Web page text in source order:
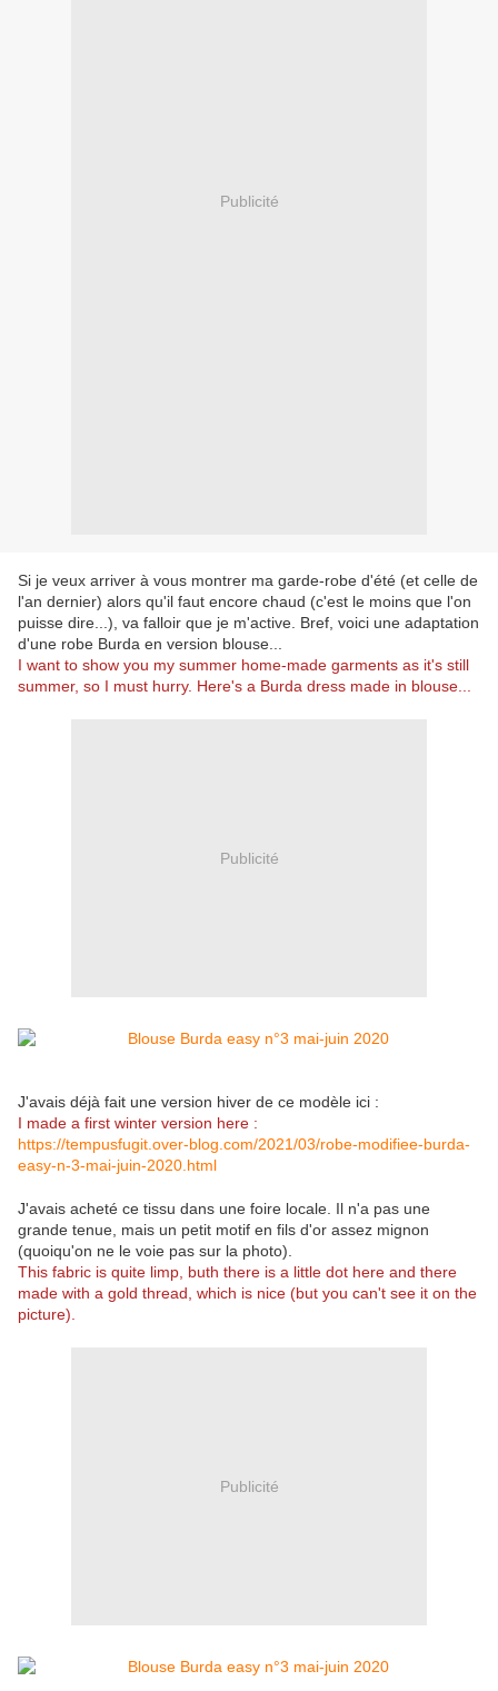
Publicité
Si je veux arriver à vous montrer ma garde-robe d'été (et celle de
l'an dernier) alors qu'il faut encore chaud (c'est le moins que l'on
puisse dire...), va falloir que je m'active. Bref, voici une adaptation
d'une robe Burda en version blouse...
I want to show you my summer home-made garments as it's still
summer, so I must hurry. Here's a Burda dress made in blouse...
Publicité
J'avais déjà fait une version hiver de ce modèle ici :
I made a first winter version here :
https://tempusfugit.over-blog.com/2021/03/robe-modifiee-burda-
easy-n-3-mai-juin-2020.html
J'avais acheté ce tissu dans une foire locale. Il n'a pas une
grande tenue, mais un petit motif en fils d'or assez mignon
(quoiqu'on ne le voie pas sur la photo).
This fabric is quite limp, buth there is a little dot here and there
made with a gold thread, which is nice (but you can't see it on the
picture).
Publicité